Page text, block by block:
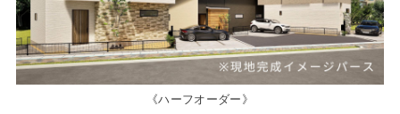
《ハーフオーダー》